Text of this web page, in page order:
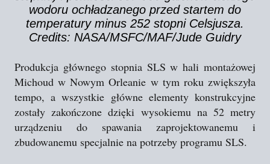
wodoru ochładzanego przed startem do
temperatury minus 252 stopni Celsjusza.
Credits: NASA/MSFC/MAF/Jude Guidry
Produkcja głównego stopnia SLS w hali montażowej
Michoud w Nowym Orleanie w tym roku zwiększyła
tempo, a wszystkie główne elementy konstrukcyjne
zostały zakończone dzięki wysokiemu na 52 metry
urządzeniu do spawania zaprojektowanemu i
zbudowanemu specjalnie na potrzeby programu SLS.